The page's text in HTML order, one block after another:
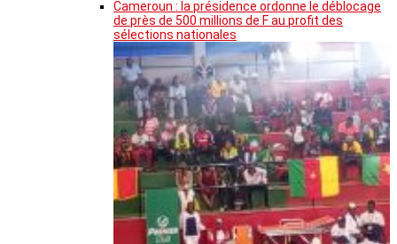
Cameroun : la présidence ordonne le déblocage
de près de 500 millions de F au profit des
sélections nationales